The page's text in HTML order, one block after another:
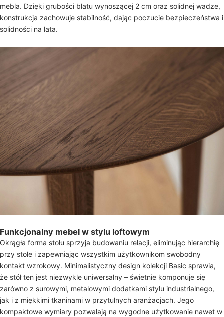
mebla. Dzięki grubości blatu wynoszącej 2 cm oraz solidnej wadze,
konstrukcja zachowuje stabilność, dając poczucie bezpieczeństwa i
solidności na lata.
Funkcjonalny mebel w stylu loftowym
Okrągła forma stołu sprzyja budowaniu relacji, eliminując hierarchię
przy stole i zapewniając wszystkim użytkownikom swobodny
kontakt wzrokowy. Minimalistyczny design kolekcji Basic sprawia,
że stół ten jest niezwykle uniwersalny – świetnie komponuje się
zarówno z surowymi, metalowymi dodatkami stylu industrialnego,
jak i z miękkimi tkaninami w przytulnych aranżacjach. Jego
kompaktowe wymiary pozwalają na wygodne użytkowanie nawet w